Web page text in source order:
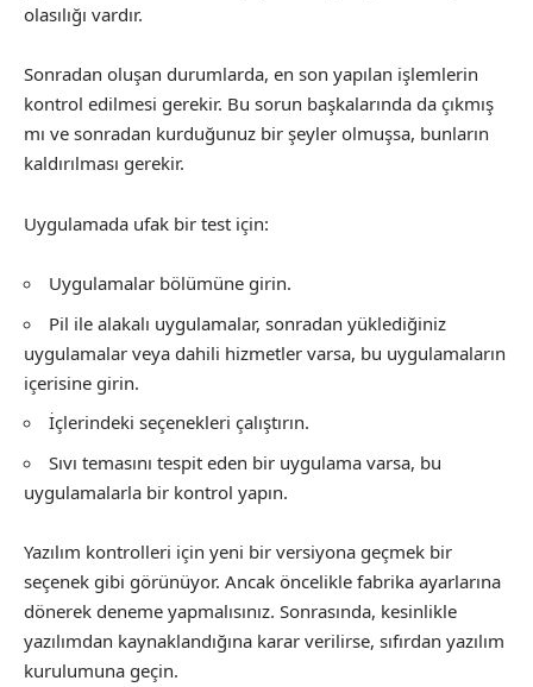
olasılığı vardır.
Sonradan oluşan durumlarda, en son yapılan işlemlerin
kontrol edilmesi gerekir. Bu sorun başkalarında da çıkmış
mı ve sonradan kurduğunuz bir şeyler olmuşsa, bunların
kaldırılması gerekir.
Uygulamada ufak bir test için:
Uygulamalar bölümüne girin.
Pil ile alakalı uygulamalar, sonradan yüklediğiniz
uygulamalar veya dahili hizmetler varsa, bu uygulamaların
içerisine girin.
İçlerindeki seçenekleri çalıştırın.
Sıvı temasını tespit eden bir uygulama varsa, bu
uygulamalarla bir kontrol yapın.
Yazılım kontrolleri için yeni bir versiyona geçmek bir
seçenek gibi görünüyor. Ancak öncelikle fabrika ayarlarına
dönerek deneme yapmalısınız. Sonrasında, kesinlikle
yazılımdan kaynaklandığına karar verilirse, sıfırdan yazılım
kurulumuna geçin.